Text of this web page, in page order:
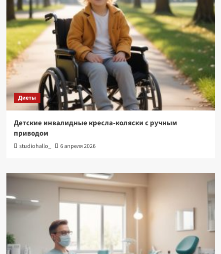
Диеты
Детские инвалидные кресла-коляски с ручным
приводом
studiohallo_ 6 апреля 2026